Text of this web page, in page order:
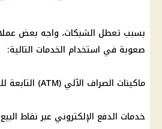
بسبب تعطل الشبكات، واجه بعض
صعوبة في استخدام الخدمات التالية:
ماكينات الصراف الآلي (ATM) التابعة للبنك.
خدمات الدفع الإلكتروني عبر نقاط